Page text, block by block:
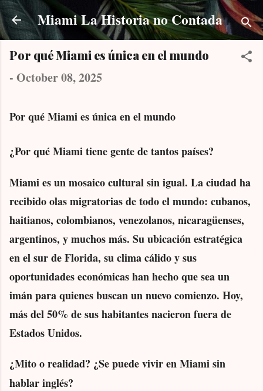
Skip to main content
Miami La Historia no Contada
Por qué Miami es única en el mundo
- October 08, 2025
Por qué Miami es única en el mundo
¿Por qué Miami tiene gente de tantos países?
Miami es un mosaico cultural sin igual. La ciudad ha
recibido olas migratorias de todo el mundo: cubanos,
haitianos, colombianos, venezolanos, nicaragüenses,
argentinos, y muchos más. Su ubicación estratégica
en el sur de Florida, su clima cálido y sus
oportunidades económicas han hecho que sea un
imán para quienes buscan un nuevo comienzo. Hoy,
más del 50% de sus habitantes nacieron fuera de
Estados Unidos.
¿Mito o realidad? ¿Se puede vivir en Miami sin
hablar inglés?